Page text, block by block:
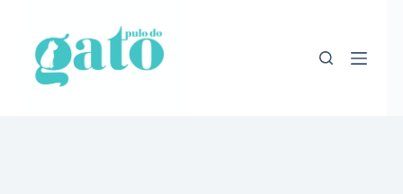
conteúdo